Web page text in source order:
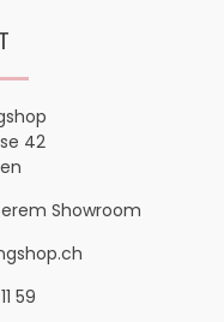
42
Showroom
59